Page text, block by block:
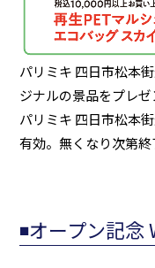
パリミキ 四日市松本
ジナルの景品をプレゼ
パリミキ 四日市松本
有効。無くなり次第終
◾️オープン記念